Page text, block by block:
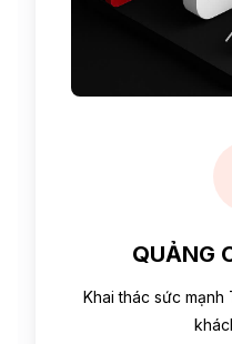
QUẢNG
Khai thác sức